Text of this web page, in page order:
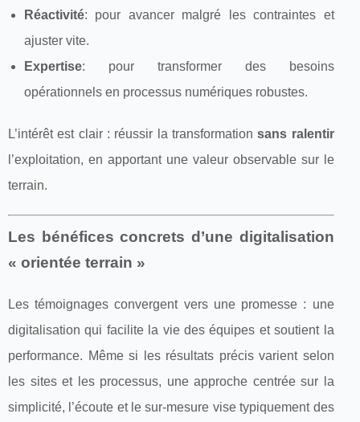
Réactivité: pour avancer malgré les contraintes et
ajuster vite.
Expertise: pour transformer des besoins
opérationnels en processus numériques robustes.
L’intérêt est clair : réussir la transformationsans ralentir
l’exploitation, en apportant une valeur observable sur le
terrain.
Les bénéfices concrets d’une digitalisation
« orientée terrain »
Les témoignages convergent vers une promesse : une
digitalisation qui facilite la vie des équipes et soutient la
performance. Même si les résultats précis varient selon
les sites et les processus, une approche centrée sur la
simplicité, l’écoute et le sur-mesure vise typiquement des